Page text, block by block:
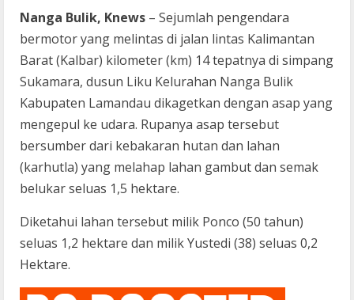
Nanga Bulik, Knews – Sejumlah pengendara
bermotor yang melintas di jalan lintas Kalimantan
Barat (Kalbar) kilometer (km) 14 tepatnya di simpang
Sukamara, dusun Liku Kelurahan Nanga Bulik
Kabupaten Lamandau dikagetkan dengan asap yang
mengepul ke udara. Rupanya asap tersebut
bersumber dari kebakaran hutan dan lahan
(karhutla) yang melahap lahan gambut dan semak
belukar seluas 1,5 hektare.
Diketahui lahan tersebut milik Ponco (50 tahun)
seluas 1,2 hektare dan milik Yustedi (38) seluas 0,2
Hektare.